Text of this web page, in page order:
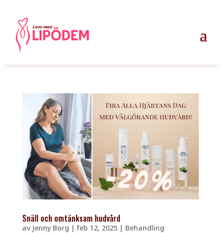
Snäll och omtänksam hudvård
av Jenny Borg |feb 12, 2025| Behandling